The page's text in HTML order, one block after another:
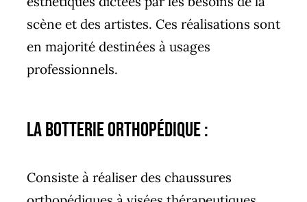
scène et des artistes. Ces réalisations sont
en majorité destinées à usages
professionnels.
La Botterie Orthopédique :
Consiste à réaliser des chaussures